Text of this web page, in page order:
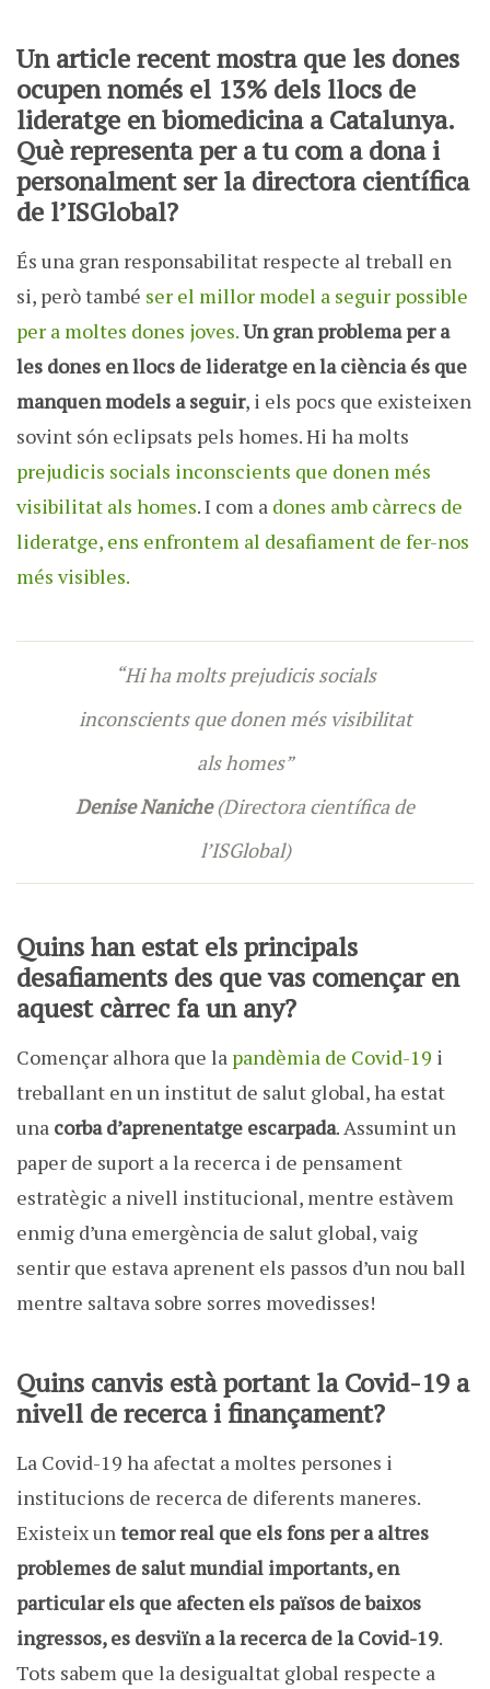
Unarticle recentmostra que les dones
ocupen només el 13% dels llocs de
lideratge en biomedicina a Catalunya.
Què representa per a tu com a dona i
personalment ser la directora científica
de l’ISGlobal?
És una gran responsabilitat respecte al treball en
si, però també ser el millor model a seguir possible
per a moltes dones joves.Un gran problema per a
les dones en llocs de lideratge en la ciència és que
manquen models a seguir, i els pocs que existeixen
sovint són eclipsats pels homes. Hi ha molts
prejudicis socials inconscients que donen més
visibilitat als homes. I com a dones amb càrrecs de
lideratge, ens enfrontem al desafiament de fer-nos
més visibles.
“Hi ha molts prejudicis socials
inconscients que donen més visibilitat
als homes”
Denise Naniche(Directora científica de
l’ISGlobal)
Quins han estat els principals
desafiaments des que vas començar en
aquest càrrec fa un any?
Començar alhora que la pandèmia de Covid-19 i
treballant en un institut de salut global, ha estat
una corba d’aprenentatge escarpada. Assumint un
paper de suport a la recerca i de pensament
estratègic a nivell institucional, mentre estàvem
enmig d’una emergència de salut global, vaig
sentir que estava aprenent els passos d’un nou ball
mentre saltava sobre sorres movedisses!
Quins canvis està portant la Covid-19 a
nivell de recerca i finançament?
La Covid-19 ha afectat a moltes persones i
institucions de recerca de diferents maneres.
Existeix untemor real que els fons per a altres
problemes de salut mundial importants, en
particular els que afecten els països de baixos
ingressos, es desviïn a la recerca de la Covid-19.
Tots sabem que la desigualtat global respecte a